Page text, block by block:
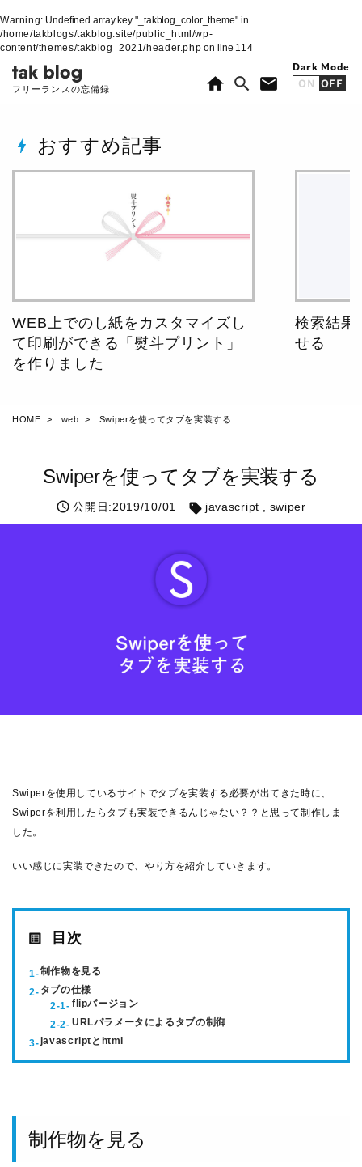
Warning: Undefined array key "_takblog_color_theme" in
/home/takblogs/takblog.site/public_html/wp-
content/themes/takblog_2021/header.php on line 114
フリーランスの忘備録 home search mail
Dark Mode
ON OFF
bolt おすすめ記事
WEB上でのし紙をカスタマイズし
て印刷ができる「熨斗プリント」
を作りました
検索結果
せる
HOME web Swiperを使ってタブを実装する
Swiperを使ってタブを実装する
公開日:2019/10/01 javascript swiper
Swiperを使用しているサイトでタブを実装する必要が出てきた時に、
Swiperを利用したらタブも実装できるんじゃない？？と思って制作しま
した。
いい感じに実装できたので、やり方を紹介していきます。
目次
制作物を見る
タブの仕様
flipバージョン
URLパラメータによるタブの制御
javascriptとhtml
制作物を見る